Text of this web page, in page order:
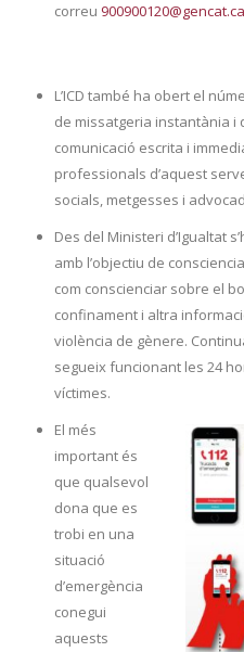
correu
L’ICD també ha obert el
de missatgeria instantània i
comunicació escrita i
professionals d’aquest
socials, metgesses i
Des del Ministeri d’Igualtat
amb l’objectiu de
com conscienciar sobre el
confinament i altra
violència de gènere.
segueix funcionant les 24
víctimes.
El més
important és
que qualsevol
dona que es
trobi en una
situació
d’emergència
conegui
aquests